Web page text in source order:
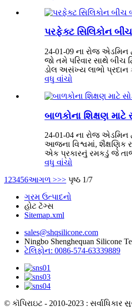
પરફેક્ટ સિલિકોન
24-01-09 ના રોજ એડમિન
જો તમે પરિવાર સાથે
ડોલ અસંખ્ય લાભો
વધુ વાંચો
બાળકોના શિક્ષણ માટે
24-01-04 ના રોજ એડમિન
આજના વિશ્વમાં, શૈક્ષણિક
એક પ્રકારનું રમકડું જે
વધુ વાંચો
123456આગળ >>> પૃષ્ઠ 1/7
ગરમ ઉત્પાદનો
હોટ ટૅગ્સ
Sitemap.xml
sales@shqsilicone.com
Ningbo Shenghequan Silicone
ટેલિફોન: 0086-574-63339889
© કૉપિરાઇટ - 2010-2023 : સર્વાધિકાર